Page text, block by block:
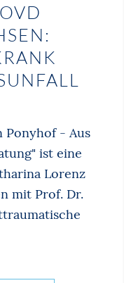
Ponyhof - Aus
ist eine
Lorenz
mit Prof. Dr.